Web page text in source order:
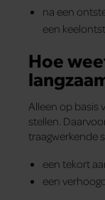
na een
een
Hoe
Alleen op basis
stellen.
traagwerkende
een tekort
een